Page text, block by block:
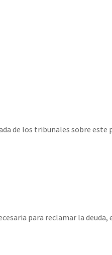
de los tribunales sobre este
para reclamar la